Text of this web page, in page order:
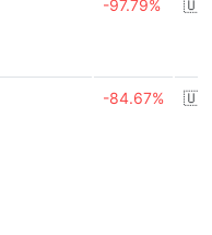
-97.79%
-84.67%